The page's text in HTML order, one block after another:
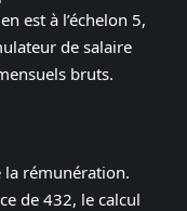
est à l’échelon 5,
de salaire
bruts.
la rémunération.
de 432, le calcul